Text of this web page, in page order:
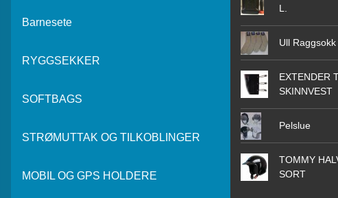
Barnesete
RYGGSEKKER
SOFTBAGS
STRØMUTTAK OG TILKOBLINGER
MOBIL OG GPS HOLDERE
L.
Ull Raggsokk
EXTENDER
SKINNVEST
Pelslue
TOMMY
SORT